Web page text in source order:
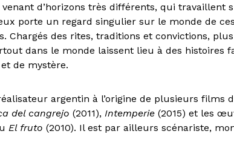
d’horizons très différents, qui travaillent
porte un regard singulier sur le monde de
Chargés des rites, traditions et convictions,
dans le monde laissent lieu à des histoires
de mystère.
argentin à l’origine de plusieurs films
del cangrejo (2011),Intemperie (2015) et les
El fruto (2010). Il est par ailleurs scénariste,